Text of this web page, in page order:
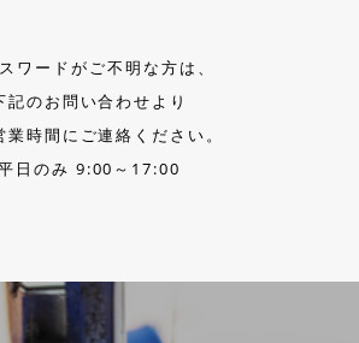
ワードがご不明な方は、
記のお問い合わせより
業時間にご連絡ください。
日のみ 9:00～17:00